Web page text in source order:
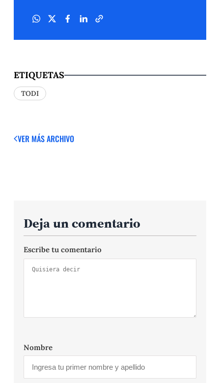
ETIQUETAS
TODI
VER MÁSARCHIVO
Deja un comentario
Escribe tu comentario
Nombre